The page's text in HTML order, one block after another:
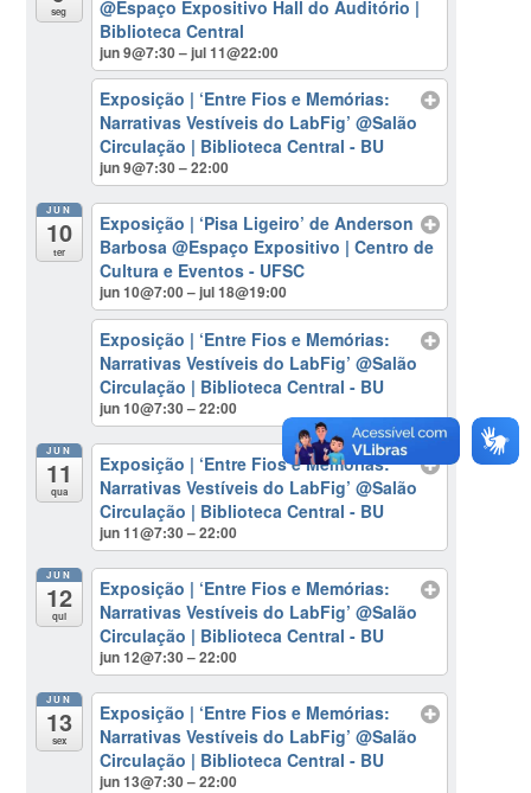
seg
@Espaço Expositivo Hall do Auditório |
Biblioteca Central
jun 9@7:30 – jul 11@22:00
Exposição | ‘Entre Fios e Memórias:
Narrativas Vestíveis do LabFig’@Salão
Circulação | Biblioteca Central - BU
jun 9@7:30 – 22:00
JUN
10
ter
Exposição | ‘Pisa Ligeiro’ de Anderson
Barbosa@Espaço Expositivo | Centro de
Cultura e Eventos - UFSC
jun 10@7:00 – jul 18@19:00
Exposição | ‘Entre Fios e Memórias:
Narrativas Vestíveis do LabFig’@Salão
Circulação | Biblioteca Central - BU
jun 10@7:30 – 22:00
JUN
11
qua
Exposição | ‘Entre Fios e Memórias:
Narrativas Vestíveis do LabFig’@Salão
Circulação | Biblioteca Central - BU
jun 11@7:30 – 22:00
JUN
12
qui
Exposição | ‘Entre Fios e Memórias:
Narrativas Vestíveis do LabFig’@Salão
Circulação | Biblioteca Central - BU
jun 12@7:30 – 22:00
JUN
13
sex
Exposição | ‘Entre Fios e Memórias:
Narrativas Vestíveis do LabFig’@Salão
Circulação | Biblioteca Central - BU
jun 13@7:30 – 22:00